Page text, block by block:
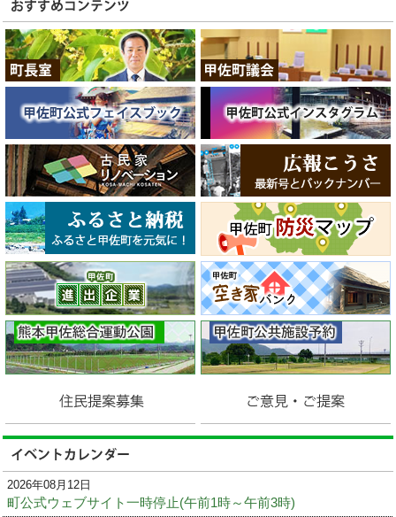
2026年08月12日
町公式ウェブサイト一時停止(午前1時～午前3時)